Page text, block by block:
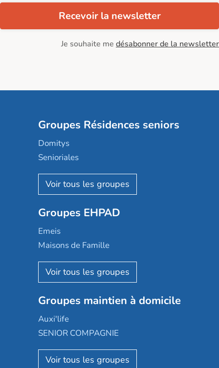
Recevoir la newsletter
Je souhaite me désabonner de la newsletter
Groupes Résidences seniors
Domitys
Senioriales
Nohée
Les Résidentiels
Mobicap
Domusvi
Happy Senior
Aquarelia
Nexity edenea
Les jardins d'Arcadie
Occitalia
Appartseniors
Reseda
Groupes EHPAD
Emeis
Maisons de Famille
Korian
Emera
Groupe SOS
Le Noble Âge
Almage
Résidalya
Groupes maintien à domicile
Auxi'life
SENIOR COMPAGNIE
AGE D'OR Services